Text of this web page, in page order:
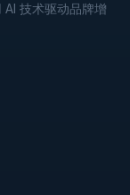
技术驱动品牌增